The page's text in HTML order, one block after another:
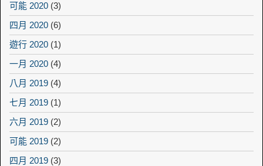
可能 2020 (3)
四月 2020 (6)
遊行 2020 (1)
一月 2020 (4)
八月 2019 (4)
七月 2019 (1)
六月 2019 (2)
可能 2019 (2)
四月 2019 (3)